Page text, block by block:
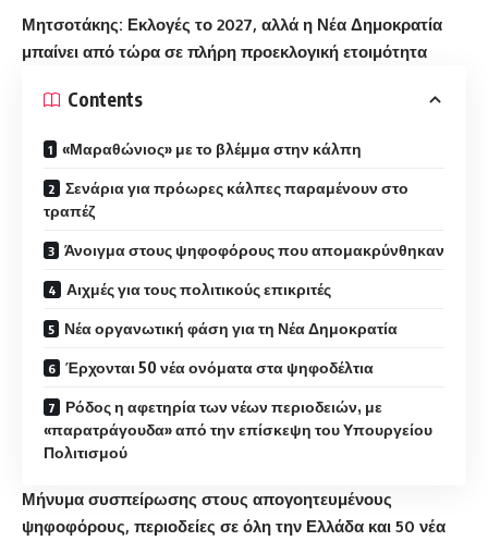
Μητσοτάκης: Εκλογές το 2027, αλλά η Νέα Δημοκρατία
μπαίνει από τώρα σε πλήρη προεκλογική ετοιμότητα
Contents
«Μαραθώνιος» με το βλέμμα στην κάλπη
Σενάρια για πρόωρες κάλπες παραμένουν στο
τραπέζ
Άνοιγμα στους ψηφοφόρους που απομακρύνθηκαν
Αιχμές για τους πολιτικούς επικριτές
Νέα οργανωτική φάση για τη Νέα Δημοκρατία
Έρχονται 50 νέα ονόματα στα ψηφοδέλτια
Ρόδος η αφετηρία των νέων περιοδειών, με
«παρατράγουδα» από την επίσκεψη του Υπουργείου
Πολιτισμού
Μήνυμα συσπείρωσης στους απογοητευμένους
ψηφοφόρους, περιοδείες σε όλη την Ελλάδα και 50 νέα